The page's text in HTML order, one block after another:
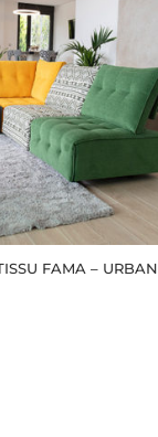
FAMA – URBAN